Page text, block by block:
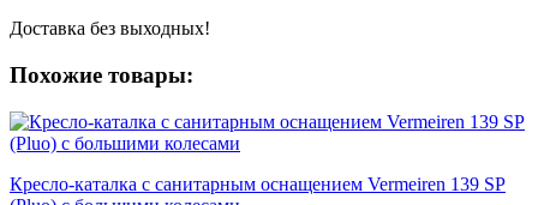
Доставка без выходных!
Похожие товары:
Кресло-каталка с санитарным оснащением Vermeiren 139 SP